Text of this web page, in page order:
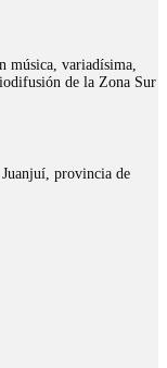
música, variadísima,
de la Zona Sur
provincia de